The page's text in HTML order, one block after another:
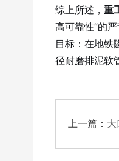
综上所述， 重
高可靠性”的
目标：在地铁
径耐磨排泥软
上一篇：